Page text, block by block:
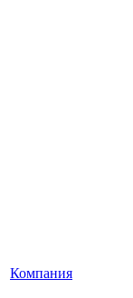
Компания